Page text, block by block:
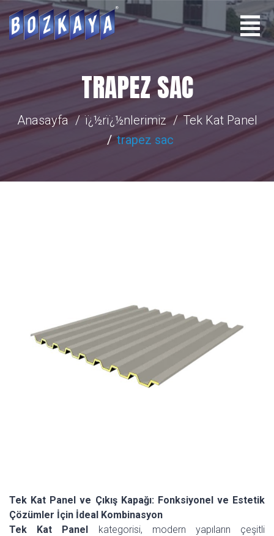
TRAPEZ SAC
Anasayfa ï¿½rï¿½nlerimiz
Tek Kat Panel
trapez sac
Tek Kat Panel ve Çıkış Kapağı: Fonksiyonel ve Estetik
Çözümler İçin İdeal Kombinasyon
Tek Kat Panel kategorisi, modern yapıların çeşitli